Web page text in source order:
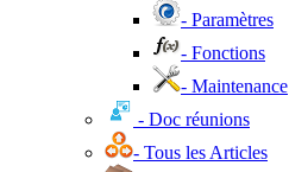
- Paramètres
- Fonctions
- Maintenance
- Doc réunions
- Tous les Articles